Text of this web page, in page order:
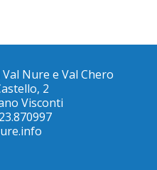
Nure e Val Chero
2
Visconti